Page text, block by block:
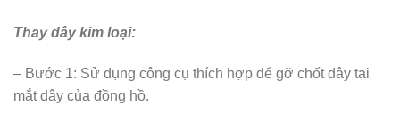
Thay dây kim loại:
– Bước 1: Sử dụng công cụ thích hợp để gỡ chốt dây tại
mắt dây của đồng hồ.